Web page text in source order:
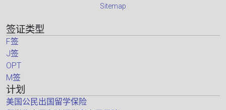
Sitemap
签证类型
F签
J签
OPT
M签
计划
美国公民出国留学保险